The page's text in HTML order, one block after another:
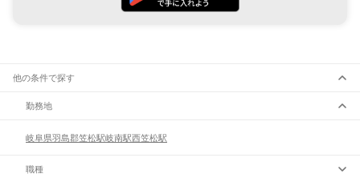
他の条件で探す
勤務地
岐阜県羽島郡笠松駅岐南駅西笠松駅
職種